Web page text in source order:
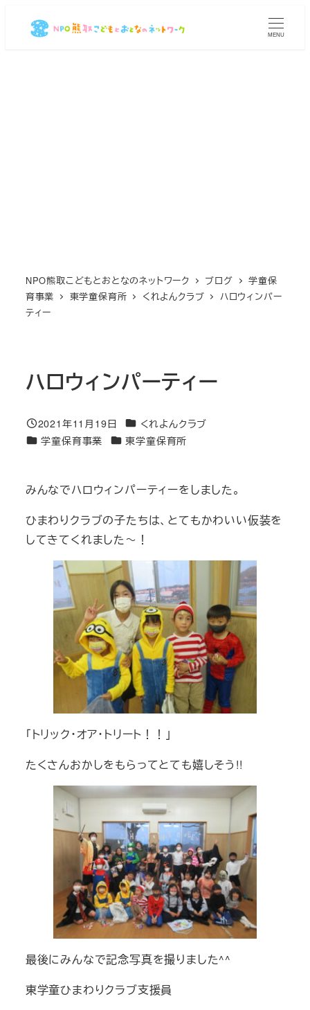
MENU
NPO熊取こどもとおとなのネットワーク ブログ
学童保
育事業
東学童保育所 くれよんクラブ
ハロウィンパー
ティー
ハロウィンパーティー
投稿日
2021年11月19日 カテゴリー
くれよんクラブ
カテゴリー
学童保育事業 カテゴリー
東学童保育所
みんなでハロウィンパーティーをしました。
ひまわりクラブの子たちは、とてもかわいい仮装を
してきてくれました～！
「トリック・オア・トリート！！」
たくさんおかしをもらってとても嬉しそう!!
最後にみんなで記念写真を撮りました^^
東学童ひまわりクラブ支援員